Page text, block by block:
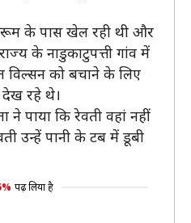
के पास खेल रही थी और
के नाडुकाटुपत्ती गांव में
विल्सन को बचाने के लिए
रहे थे।
पाया कि रेवती वहां नहीं
उन्हें पानी के टब में डूबी
पढ़ लिया है